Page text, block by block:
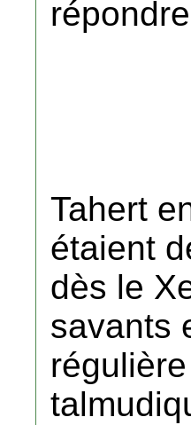
Tahert
étaient
dès le
savants